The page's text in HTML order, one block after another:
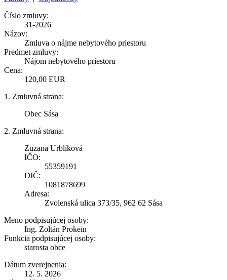
Číslo zmluvy:
31-2026
Názov:
Zmluva o nájme nebytového priestoru
Predmet zmluvy:
Nájom nebytového priestoru
Cena:
120,00 EUR
1. Zmluvná strana:
Obec Sása
2. Zmluvná strana:
Zuzana Urblíková
IČO:
55359191
DIČ:
1081878699
Adresa:
Zvolenská ulica 373/35, 962 62 Sása
Meno podpisujúcej osoby:
Ing. Zoltán Prokein
Funkcia podpisujúcej osoby:
starosta obce
Dátum zverejnenia:
12. 5. 2026